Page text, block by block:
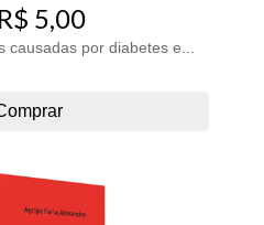
5,00
causadas por diabetes e...